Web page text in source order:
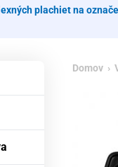
plachiet na
Domov ›